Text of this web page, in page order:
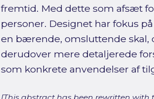
fremtid. Med dette som afsæt
personer. Designet har fokus
en bærende, omsluttende skal,
derudover mere detaljerede
som konkrete anvendelser af